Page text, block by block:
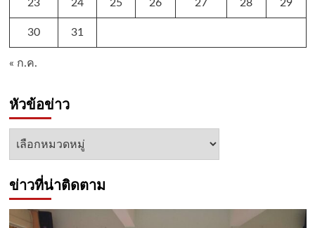
23 24 25 26 27 28 29
30 31
« ก.ค.
หัวข้อข่าว
หัวข้อ
ข่าวที่น่าติดตาม